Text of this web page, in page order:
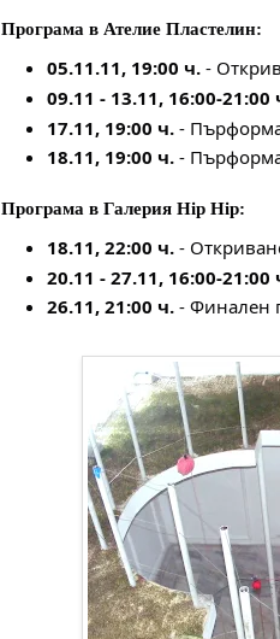
Програма в Ателие Пластелин:
05.11.11, 19:00 ч.-
09.11 - 13.11, 16:00-21:00
17.11, 19:00 ч.-
18.11, 19:00 ч.-
Програма в Галерия Hip Hip:
18.11, 22:00 ч.-
20.11 - 27.11, 16:00-21:00
26.11, 21:00 ч.- Финален